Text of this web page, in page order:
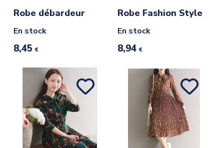
Robe débardeur
En stock
8,45 €
Robe Fashion Style
En stock
8,94 €